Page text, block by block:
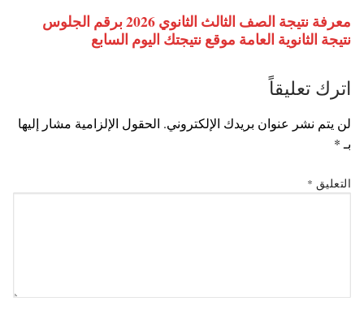
معرفة نتيجة الصف الثالث الثانوي 2026 برقم الجلوس
نتيجة الثانوية العامة موقع نتيجتك اليوم السابع
اترك تعليقاً
لن يتم نشر عنوان بريدك الإلكتروني. الحقول الإلزامية مشار إليها
بـ*
التعليق *